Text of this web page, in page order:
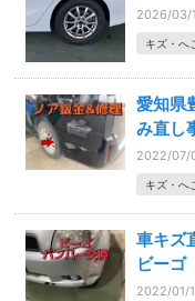
2026/03/
キズ・へ
愛知県
み直し
2022/07/
キズ・へ
車キ
ビー
2022/01/